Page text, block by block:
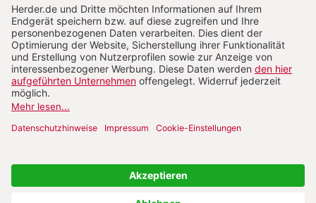
Vertrag widerrufen